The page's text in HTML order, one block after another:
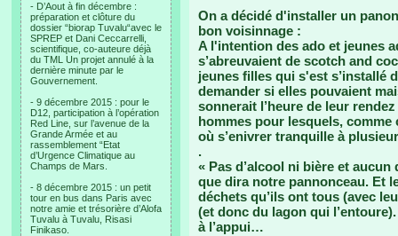
- D’Aout à fin décembre :
préparation et clôture du
dossier “biorap Tuvalu“avec le
SPREP et Dani Ceccarrelli,
scientifique, co-auteure déjà
du TML Un projet annulé à la
dernière minute par le
Gouvernement.
- 9 décembre 2015 : pour le
D12, participation à l’opération
Red Line, sur l’avenue de la
Grande Armée et au
rassemblement “Etat
d’Urgence Climatique au
Champs de Mars.
- 8 décembre 2015 : un petit
tour en bus dans Paris avec
notre amie et trésorière d’Alofa
Tuvalu à Tuvalu, Risasi
Finikaso.
On a décidé d'installer un
bon voisinnage :
A l'intention des ado et jeunes
s’abreuvaient de scotch and
jeunes filles qui s'est s’installé
demander si elles pouvaient
sonnerait l’heure de leur
hommes pour lesquels, comme
où s’enivrer tranquille à
.
« Pas d’alcool ni bière et
que dira notre pannonceau. Et
déchets qu’ils ont tous (avec
(et donc du lagon qui
à l’appui…